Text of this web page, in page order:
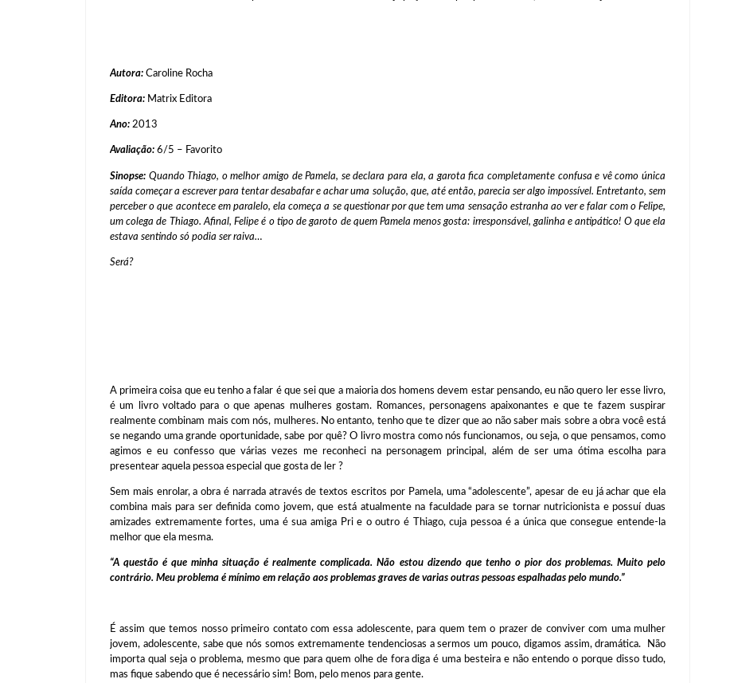
Autora: Caroline Rocha
Editora: Matrix Editora
Ano: 2013
Avaliação: 6/5 – Favorito
Sinopse: Quando Thiago, o melhor amigo de Pamela, se declara para ela, a garota fica completamente confusa e vê como única
saída começar a escrever para tentar desabafar e achar uma solução, que, até então, parecia ser algo impossível. Entretanto, sem
perceber o que acontece em paralelo, ela começa a se questionar por que tem uma sensação estranha ao ver e falar com o Felipe,
um colega de Thiago. Afinal, Felipe é o tipo de garoto de quem Pamela menos gosta: irresponsável, galinha e antipático! O que ela
estava sentindo só podia ser raiva…
Será?
A primeira coisa que eu tenho a falar é que sei que a maioria dos homens devem estar pensando, eu não quero ler esse livro,
é um livro voltado para o que apenas mulheres gostam. Romances, personagens apaixonantes e que te fazem suspirar
realmente combinam mais com nós, mulheres. No entanto, tenho que te dizer que ao não saber mais sobre a obra você está
se negando uma grande oportunidade, sabe por quê? O livro mostra como nós funcionamos, ou seja, o que pensamos, como
agimos e eu confesso que várias vezes me reconheci na personagem principal, além de ser uma ótima escolha para
presentear aquela pessoa especial que gosta de ler ?
Sem mais enrolar, a obra é narrada através de textos escritos por Pamela, uma “adolescente”, apesar de eu já achar que ela
combina mais para ser definida como jovem, que está atualmente na faculdade para se tornar nutricionista e possuí duas
amizades extremamente fortes, uma é sua amiga Pri e o outro é Thiago, cuja pessoa é a única que consegue entende-la
melhor que ela mesma.
“A questão é que minha situação é realmente complicada. Não estou dizendo que tenho o pior dos problemas. Muito pelo
contrário. Meu problema é mínimo em relação aos problemas graves de varias outras pessoas espalhadas pelo mundo.”
É assim que temos nosso primeiro contato com essa adolescente, para quem tem o prazer de conviver com uma mulher
jovem, adolescente, sabe que nós somos extremamente tendenciosas a sermos um pouco, digamos assim, dramática. Não
importa qual seja o problema, mesmo que para quem olhe de fora diga é uma besteira e não entendo o porque disso tudo,
mas fique sabendo que é necessário sim! Bom, pelo menos para gente.